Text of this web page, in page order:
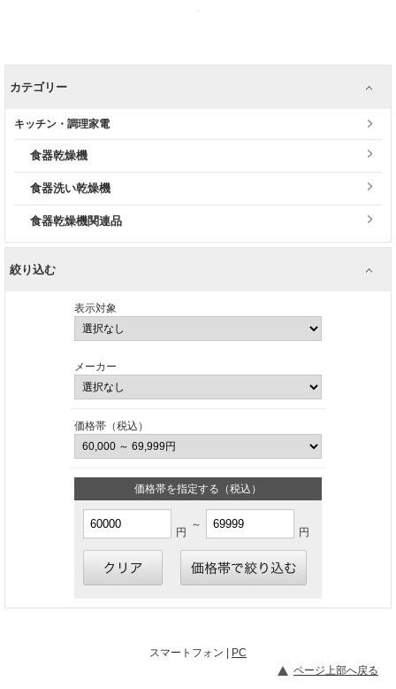
カテゴリー
キッチン・調理家電
食器乾燥機
食器洗い乾燥機
食器乾燥機関連品
絞り込む
表示対象
メーカー
価格帯（税込）
価格帯を指定する（税込）
円
～
円
スマートフォン |
PC
ページ上部へ戻る